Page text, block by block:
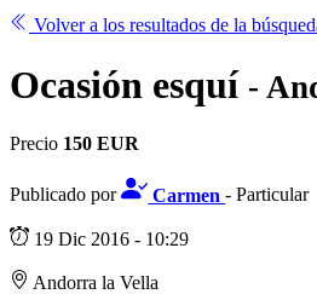
Volver a los resultados de la
Ocasión esquí -
Precio 150 EUR
Publicado por Carmen- Particular
19 Dic 2016 - 10:29
Andorra la Vella